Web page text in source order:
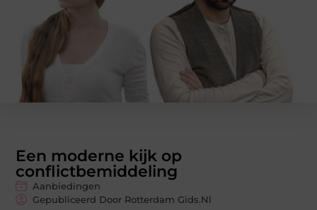
Een moderne kijk op
conflictbemiddeling
Aanbiedingen
Gepubliceerd Door Rotterdam Gids.nl